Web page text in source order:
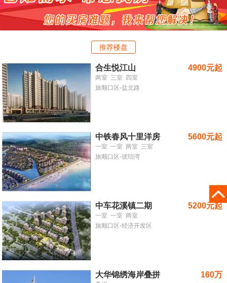
推荐楼盘
合生悦江山 4900元起
两室 三室
四室
旅顺口区-盐北路
中铁春风十里洋房 5600元起
一室一室两室 三室
旅顺口区-琥珀湾
中车花溪镇二期 5200元起
一室一室两室
旅顺口区-经济开发区
大华锦绣海岸叠拼 160万